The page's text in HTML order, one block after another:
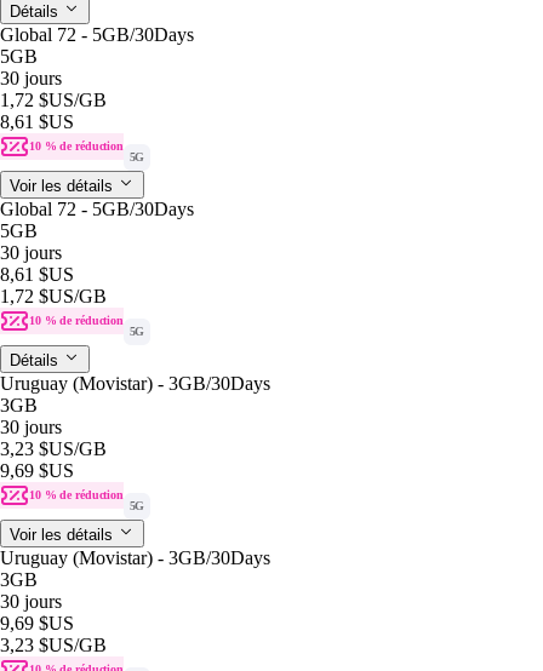
Détails
Global 72 - 5GB/30Days
5GB
30 jours
1,72 $US/GB
8,61 $US
10 % de réduction
5G
Voir les détails
Global 72 - 5GB/30Days
5GB
30 jours
8,61 $US
1,72 $US/GB
10 % de réduction
5G
Détails
Uruguay (Movistar) - 3GB/30Days
3GB
30 jours
3,23 $US/GB
9,69 $US
10 % de réduction
5G
Voir les détails
Uruguay (Movistar) - 3GB/30Days
3GB
30 jours
9,69 $US
3,23 $US/GB